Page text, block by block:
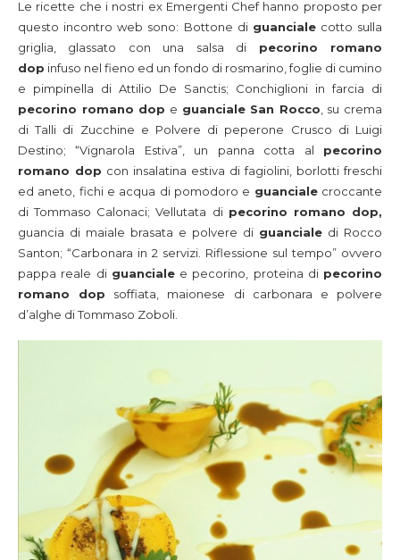
Le ricette che i nostri ex Emergenti Chef hanno proposto per
questo incontro web sono: Bottone di guancialecotto sulla
griglia, glassato con una salsa di pecorino romano
dop infuso nel fieno ed un fondo di rosmarino, foglie di cumino
e pimpinella di Attilio De Sanctis; Conchiglioni in farcia di
pecorino romano dop e guanciale San Rocco, su crema
di Talli di Zucchine e Polvere di peperone Crusco di Luigi
Destino; “Vignarola Estiva”, un panna cotta al pecorino
romano dop con insalatina estiva di fagiolini, borlotti freschi
ed aneto, fichi e acqua di pomodoro e guancialecroccante
di Tommaso Calonaci; Vellutata di pecorino romano dop,
guancia di maiale brasata e polvere di guanciale di Rocco
Santon; “Carbonara in 2 servizi. Riflessione sul tempo” ovvero
pappa reale di guancialee pecorino, proteina di pecorino
romano dop soffiata, maionese di carbonara e polvere
d’alghe di Tommaso Zoboli.